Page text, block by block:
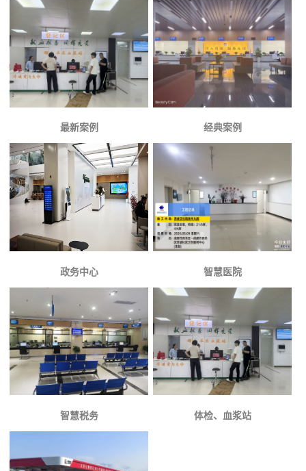
最新案例 经典案例
政务中心 智慧医院
智慧税务 体检、血浆站